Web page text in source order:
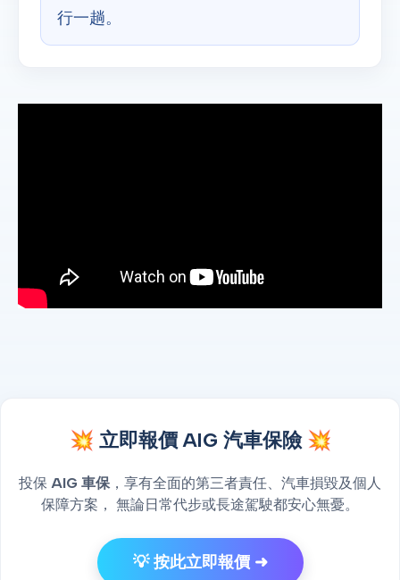
行一趟。
💥 立即報價 AIG 汽車保險 💥
投保 AIG 車保，享有全面的第三者責任、汽車損毀及個人
保障方案， 無論日常代步或長途駕駛都安心無憂。
💡 按此立即報價 ➜